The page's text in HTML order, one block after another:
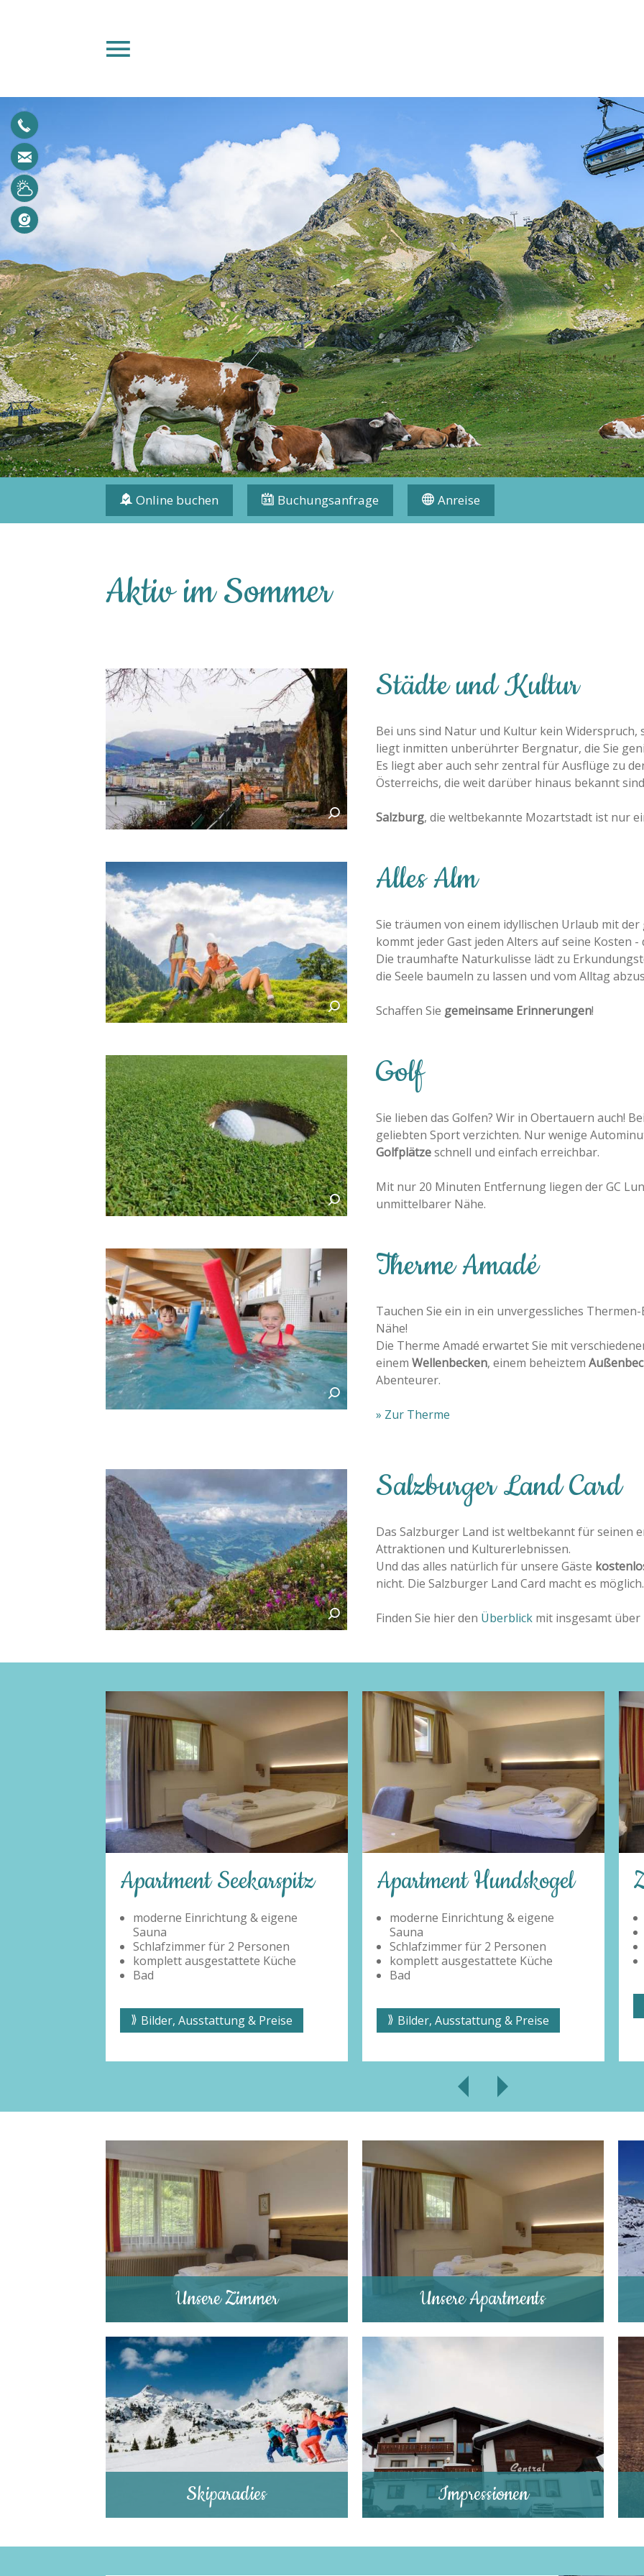
urlaub@central-obertauern.com
Wetter
Online buchen Buchungsanfrage Anreise
Aktiv im Sommer
Städte und Kultur
Bei uns sind Natur und Kultur kein Widerspruch,
liegt inmitten unberührter Bergnatur, die Sie
Es liegt aber auch sehr zentral für Ausflüge zu
Österreichs, die weit darüber hinaus bekannt
Salzburg, die weltbekannte Mozartstadt ist nur
Alles Alm
Sie träumen von einem idyllischen Urlaub mit
kommt jeder Gast jeden Alters auf seine Kosten
Die traumhafte Naturkulisse lädt zu
die Seele baumeln zu lassen und vom Alltag
Schaffen Sie gemeinsame Erinnerungen!
Golf
Sie lieben das Golfen? Wir in Obertauern auch!
geliebten Sport verzichten. Nur wenige
Golfplätzeschnell und einfach erreichbar.
Mit nur 20 Minuten Entfernung liegen der GC
unmittelbarer Nähe.
Therme Amadé
Tauchen Sie ein in ein unvergessliches
Nähe!
Die Therme Amadé erwartet Sie mit
einem Wellenbecken, einem beheiztem
Abenteurer.
» Zur Therme
Salzburger Land Card
Das Salzburger Land ist weltbekannt für seinen
Attraktionen und Kulturerlebnissen.
Und das alles natürlich für unsere Gäste
nicht. Die Salzburger Land Card macht es möglich.
Finden Sie hier den Überblick mit insgesamt
Apartment Hundskogel
moderne Einrichtung & eigene
Sauna
Schlafzimmer für 2 Personen
komplett ausgestattete Küche
Bad
Bilder, Ausstattung & Preise
Zimmer Typ A
Doppelzimmer im Erdgeschoss
Bad
Kabel-TV
inklusive Zimmersafe & WLAN
Bilder, Ausstattung & Preise
Unsere Zimmer Unsere Apartments
Skiparadies Impressionen